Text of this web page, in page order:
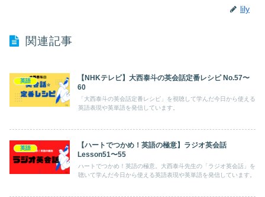
lily
関連記事
英語
【NHKテレビ】大西泰斗の英会話定番レシピ No.57〜
60
「大西泰斗の英会話定番レシピ」を視聴して学んだ今日から使える
英語表現や英単語を発信しています。
英語
【ハートでつかめ！英語の極意】ラジオ英会話
Lesson51〜55
ハートでつかめ！英語の極意。大西泰斗先生の「ラジオ英会話」を
聴いて学んだ今日から使える英語表現や英単語を発信しています。